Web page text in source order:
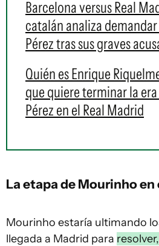
Barcelona versus Real
catalán analiza
Pérez tras sus graves
Quién es Enrique
que quiere terminar la
Pérez en el Real Madrid
La etapa de Mourinho en
Mourinho estaría ultimando
llegada a Madrid para